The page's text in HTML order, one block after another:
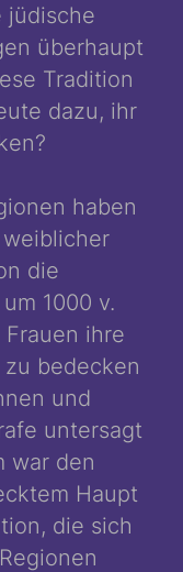
jüdische
überhaupt
Tradition
dazu, ihr
haben
die
1000 v.
ihre
bedecken
und
untersagt
war den
Haupt
die sich